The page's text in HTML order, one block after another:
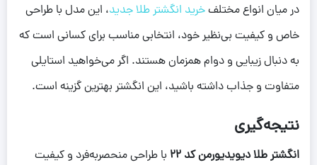
در میان انواع مختلفخرید انگشتر طلا جدید، این مدل با طراحی
خاص و کیفیت بی‌نظیر خود، انتخابی مناسب برای کسانی است که
به دنبال زیبایی و دوام همزمان هستند. اگر می‌خواهید استایلی
متفاوت و جذاب داشته باشید، این انگشتر بهترین گزینه است.
نتیجه‌گیری
انگشتر طلا دیویدیورمن کد 22
با طراحی منحصربه‌فرد و کیفیت